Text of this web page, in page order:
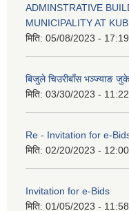
ADMINSTRATIVE
MUNICIPALITY AT
मिति: 05/08/2023 - 17:19
बिजुले चिउरीबाँस भञ्ज्याङ
मिति: 03/30/2023 - 11:22
Re - Invitation for e-
मिति: 02/20/2023 - 12:00
Invitation for e-Bids
मिति: 01/05/2023 - 11:58